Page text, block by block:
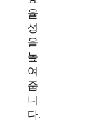
율
성
을
높
여
줍
니
다.